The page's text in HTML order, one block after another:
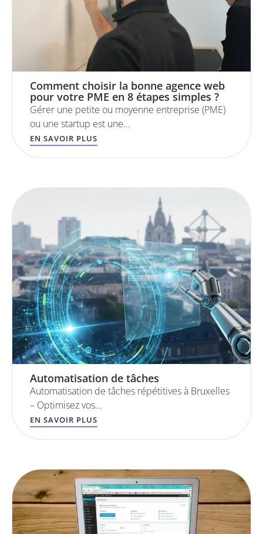
Comment choisir la bonne agence web
pour votre PME en 8 étapes simples ?
Gérer une petite ou moyenne entreprise (PME)
ou une startup est une…
EN SAVOIR PLUS
Automatisation de tâches
Automatisation de tâches répétitives à Bruxelles
– Optimisez vos…
EN SAVOIR PLUS